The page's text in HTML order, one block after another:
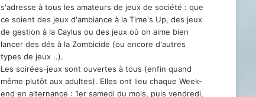
s'adresse à tous les amateurs de jeux de société : que
ce soient des jeux d'ambiance à la Time's Up, des jeux
de gestion à la Caylus ou des jeux où on aime bien
lancer des dés à la Zombicide (ou encore d'autres
types de jeux ..).
Les soirées-jeux sont ouvertes à tous (enfin quand
même plutôt aux adultes). Elles ont lieu chaque Week-
end en alternance : 1er samedi du mois, puis vendredi,